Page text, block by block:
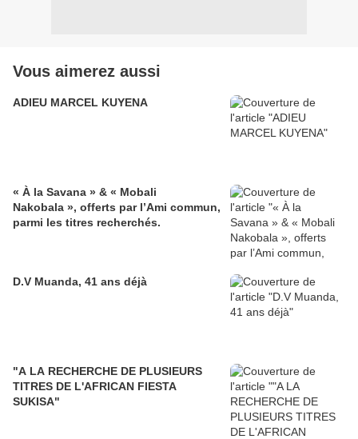
Vous aimerez aussi
ADIEU MARCEL KUYENA
« À la Savana » & « Mobali
Nakobala », offerts par l’Ami commun,
parmi les titres recherchés.
D.V Muanda, 41 ans déjà
"A LA RECHERCHE DE PLUSIEURS
TITRES DE L'AFRICAN FIESTA
SUKISA"